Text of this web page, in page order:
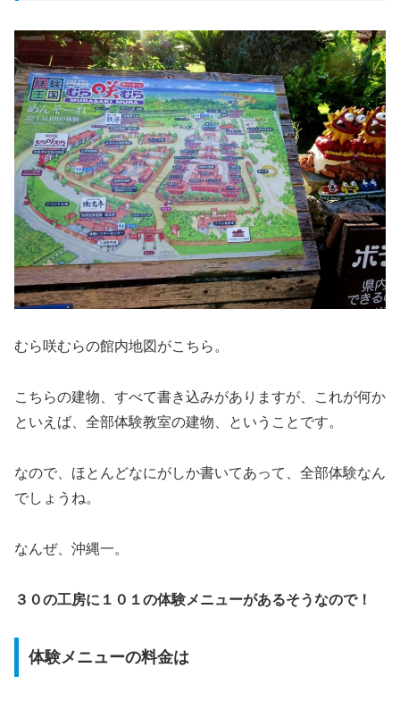
むら咲むらの館内地図がこちら。
こちらの建物、すべて書き込みがありますが、これが何か
といえば、全部体験教室の建物、ということです。
なので、ほとんどなにがしか書いてあって、全部体験なん
でしょうね。
なんぜ、沖縄一。
３０の工房に１０１の体験メニューがあるそうなので！
体験メニューの料金は